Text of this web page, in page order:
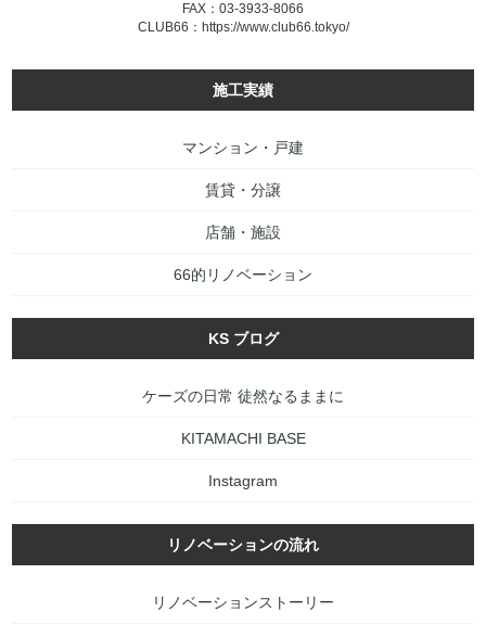
FAX：03-3933-8066
CLUB66： https://www.club66.tokyo/
施工実績
マンション・戸建
賃貸・分譲
店舗・施設
66的リノベーション
KS ブログ
ケーズの日常 徒然なるままに
KITAMACHI BASE
Instagram
リノベーションの流れ
リノベーションストーリー